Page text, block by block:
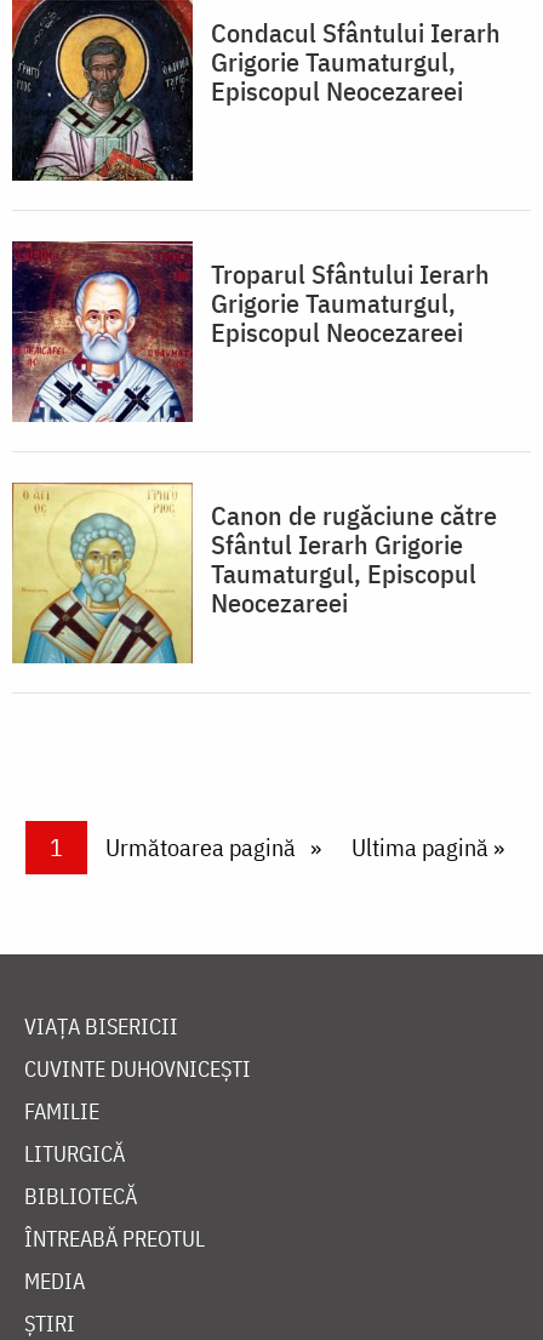
Condacul Sfântului Ierarh
Grigorie Taumaturgul,
Episcopul Neocezareei
Troparul Sfântului Ierarh
Grigorie Taumaturgul,
Episcopul Neocezareei
Canon de rugăciune către
Sfântul Ierarh Grigorie
Taumaturgul, Episcopul
Neocezareei
PaginareCurrent page
1 Next page
Următoarea pagină Last page
Ultima pagină »
VIAȚA BISERICII
CUVINTE DUHOVNICEȘTI
FAMILIE
LITURGICĂ
BIBLIOTECĂ
ÎNTREABĂ PREOTUL
MEDIA
ȘTIRI